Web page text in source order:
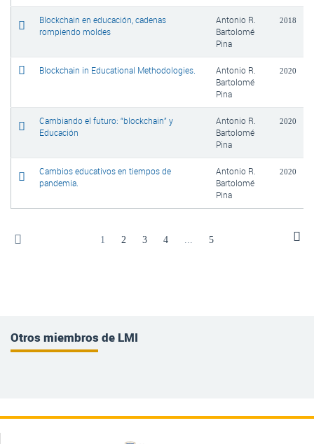
Blockchain en educación, cadenas
rompiendo moldes
Antonio R.
Bartolomé
Pina
2018
Blockchain in Educational Methodologies.
Antonio R.
Bartolomé
Pina
2020
Cambiando el futuro: “blockchain” y
Educación
Antonio R.
Bartolomé
Pina
2020
Cambios educativos en tiempos de
pandemia.
Antonio R.
Bartolomé
Pina
2020
1 2 3 4 ... 5
Otros miembros de LMI